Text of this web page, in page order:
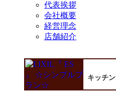
代表挨拶
会社概要
経営理念
店舗紹介
キッチン